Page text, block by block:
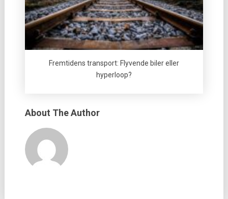
Fremtidens transport: Flyvende biler eller
hyperloop?
About The Author